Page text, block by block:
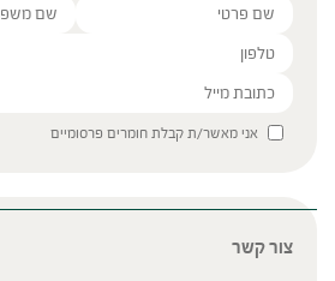
Please leave this field empty.
אני מאשר/ת קבלת חומרים פרסומיים
צור קשר